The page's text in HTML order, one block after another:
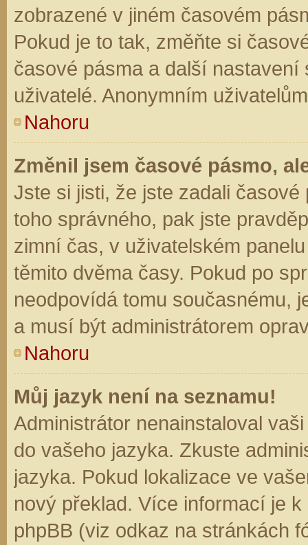
zobrazené v jiném časovém
Pokud je to tak, změňte si
časové pásma a další
uživatelé. Anonymním
Nahoru
Změnil jsem časové pásmo,
Jste si jisti, že jste zadali
toho správného, pak jste
zimní čas, v uživatelském
těmito dvěma časy. Pokud po
neodpovídá tomu současnému,
a musí být administrátorem
Nahoru
Můj jazyk není na seznamu!
Administrátor nenainstaloval
do vašeho jazyka. Zkuste
jazyka. Pokud lokalizace ve
nový překlad. Více informací je
phpBB (viz odkaz na stránkách